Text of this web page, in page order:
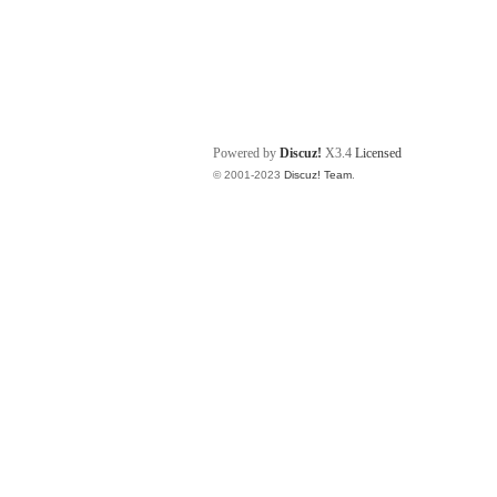
Powered by Discuz! X3.4 Licensed
© 2001-2023 Discuz! Team